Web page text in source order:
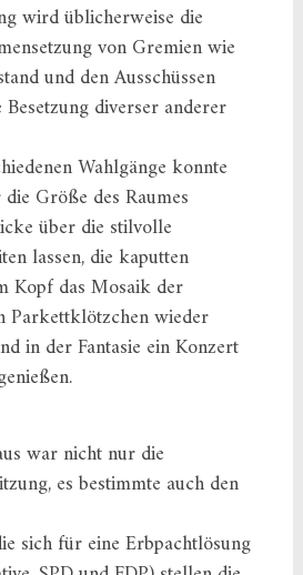
wird üblicherweise die
von Gremien wie
und den Ausschüssen
diverser anderer
Wahlgänge konnte
Größe des Raumes
über die stilvolle
lassen, die kaputten
Kopf das Mosaik der
Parkettklötzchen wieder
in der Fantasie ein Konzert
war nicht nur die
es bestimmte auch den
sich für eine Erbpachtlösung